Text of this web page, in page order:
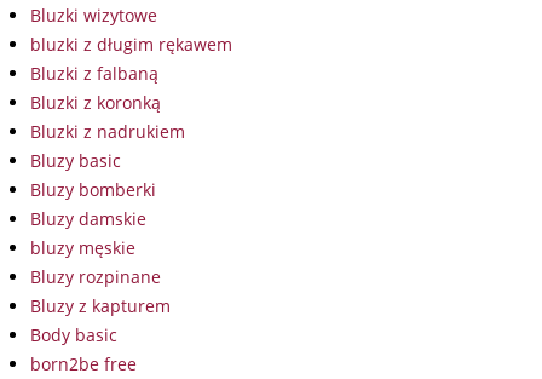
Bluzki wizytowe
bluzki z długim rękawem
Bluzki z falbaną
Bluzki z koronką
Bluzki z nadrukiem
Bluzy basic
Bluzy bomberki
Bluzy damskie
bluzy męskie
Bluzy rozpinane
Bluzy z kapturem
Body basic
born2be free